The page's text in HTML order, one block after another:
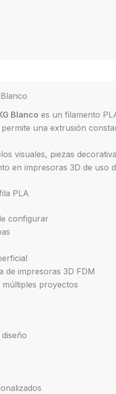
Blanco es un filamento
una extrusión
visuales, piezas
en impresoras 3D de uso
PLA
configurar
de impresoras 3D FDM
múltiples proyectos